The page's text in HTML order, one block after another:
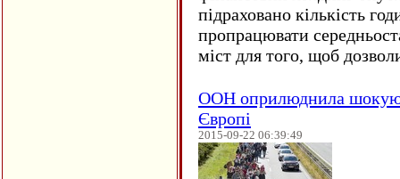
підраховано кількість
пропрацювати
міст для того, щоб
ООН оприлюднила
Європі
2015-09-22 06:39:49